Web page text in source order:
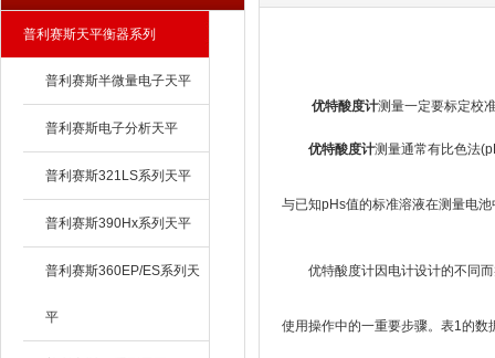
普利赛斯天平衡器系列
普利赛斯半微量电子天平
普利赛斯电子分析天平
普利赛斯321LS系列天平
普利赛斯390Hx系列天平
普利赛斯360EP/ES系列天
平
优特酸度计测量一定要标定校
优特酸度计测量通常有比色法
与已知pHs值的标准溶液在测量电
优特酸度计因电计设计的不同而
使用操作中的一重要步骤。表1的